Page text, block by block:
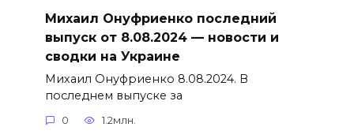
Михаил Онуфриенко последний
выпуск от 8.08.2024 — новости и
сводки на Украине
Михаил Онуфриенко 8.08.2024. В
последнем выпуске за
0 1.2млн.